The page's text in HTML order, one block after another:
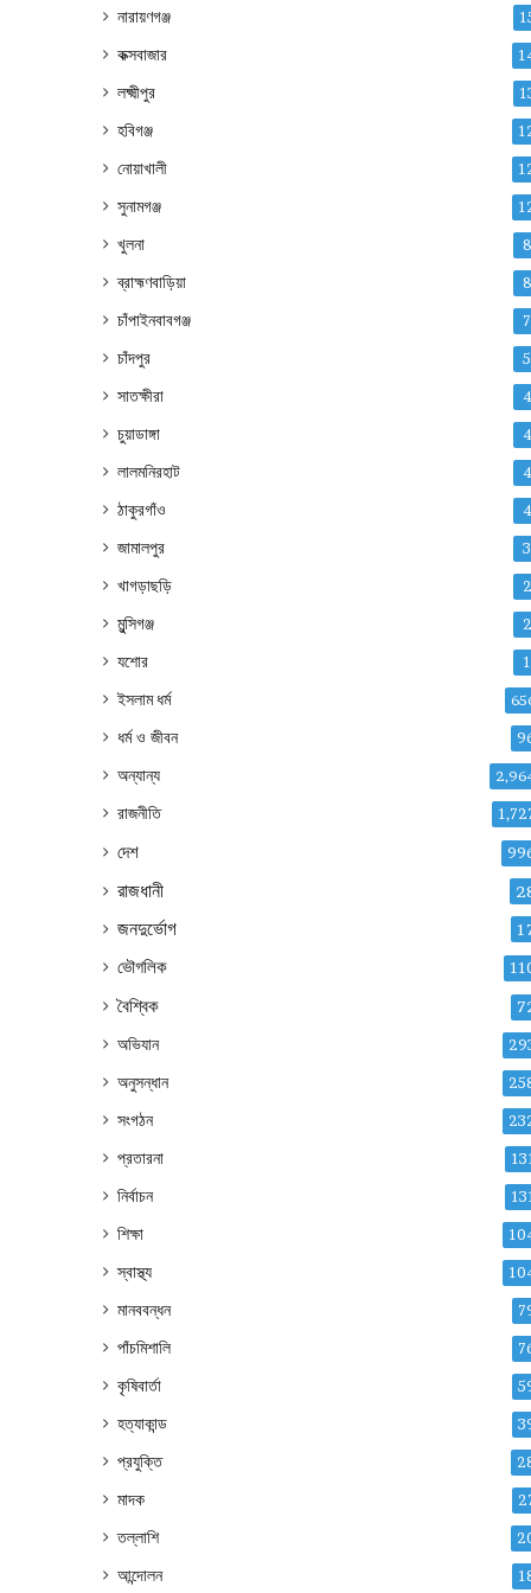
নারায়ণগঞ্জ
কক্সবাজার
লক্ষ্মীপুর
হবিগঞ্জ
নোয়াখালী
সুনামগঞ্জ
খুলনা 8
ব্রাহ্মণবাড়িয়া 8
চাঁপাইনবাবগঞ্জ 7
চাঁদপুর 5
সাতক্ষীরা 4
চুয়াডাঙ্গা 4
লালমনিরহাট 4
ঠাকুরগাঁও 4
জামালপুর 3
খাগড়াছড়ি 2
মুন্সিগঞ্জ 2
যশোর 1
ইসলাম ধর্ম
ধর্ম ও জীবন
অন্যান্য
রাজনীতি
দেশ
রাজধানী
জনদুর্ভোগ
ভৌগলিক
বৈশ্বিক
অভিযান
অনুসন্ধান
সংগঠন
প্রতারনা
নির্বাচন
শিক্ষা
স্বাস্থ্য
মানববন্ধন
পাঁচমিশালি
কৃষিবার্তা
হত্যাকান্ড
প্রযুক্তি
মাদক
তল্লাশি
আন্দোলন